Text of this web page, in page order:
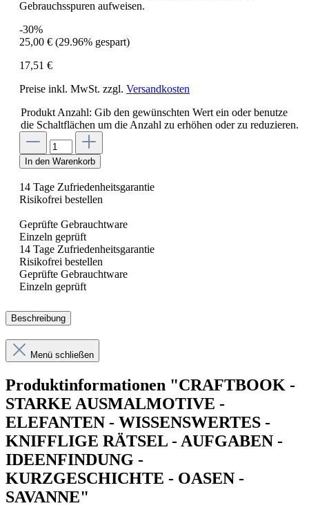
Gebrauchsspuren aufweisen.
-30%
25,00 € (29.96% gespart)
17,51 €
Preise inkl. MwSt. zzgl. Versandkosten
Produkt Anzahl: Gib den gewünschten Wert ein oder benutze
die Schaltflächen um die Anzahl zu erhöhen oder zu reduzieren.
In den Warenkorb
14 Tage Zufriedenheitsgarantie
Risikofrei bestellen
Geprüfte Gebrauchtware
Einzeln geprüft
14 Tage Zufriedenheitsgarantie
Risikofrei bestellen
Geprüfte Gebrauchtware
Einzeln geprüft
Beschreibung
Menü schließen
Produktinformationen "CRAFTBOOK -
STARKE AUSMALMOTIVE -
ELEFANTEN - WISSENSWERTES -
KNIFFLIGE RÄTSEL - AUFGABEN -
IDEENFINDUNG -
KURZGESCHICHTE - OASEN -
SAVANNE"